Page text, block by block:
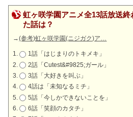
虹ヶ咲学園アニメ全13話放送
た話は？
→(参考)虹ヶ咲学園(ニジガク)ア…
1話「はじまりのトキメキ」
2話「Cutest&#9825;ガール」
3話「大好きを叫ぶ」
4話は「未知なるミチ」
5話「今しかできないことを」
6話「笑顔のカタチ」